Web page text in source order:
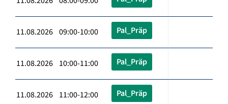
11.08.2026 09:00-10:00 Pal_Präp
11.08.2026 10:00-11:00 Pal_Präp
11.08.2026 11:00-12:00 Pal_Präp